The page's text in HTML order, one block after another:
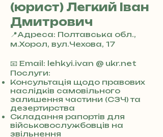
(юрист) Легкий Іван
Дмитрович
📍Адреса: Полтавська обл.,
м.Хорол, вул.Чехова, 17
3
8
0
7
3
0
4
8
📧 Email: lehkyi.ivan @ ukr.net
Послуги:
Консультація щодо правових
наслідків самовільного
залишення частини (СЗЧ) та
дезертирства
Складання рапортів для
військовослужбовців на
звільнення